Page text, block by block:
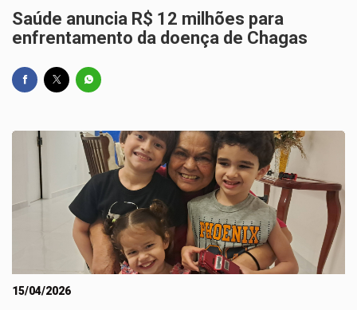
Saúde anuncia R$ 12 milhões para
enfrentamento da doença de Chagas
15/04/2026